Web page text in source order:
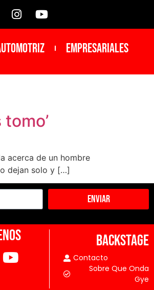
Empresariales
acerca de un hombre
dejan solo y […]
Enviar
BACKSTAGE
Contacto
Sobre Que Onda
Gye